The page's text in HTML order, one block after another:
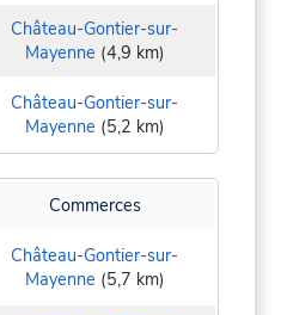
Château-Gontier-sur-
Mayenne (4,9 km)
Château-Gontier-sur-
Mayenne (5,2 km)
Commerces
Château-Gontier-sur-
Mayenne (5,7 km)